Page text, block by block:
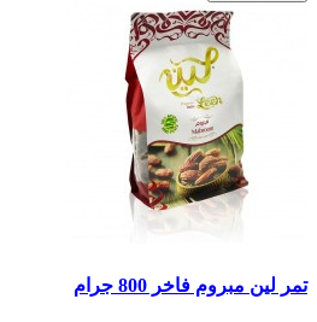
تمر لين مبروم فاخر 800 جرام